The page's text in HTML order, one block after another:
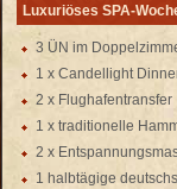
Luxuriöses SPA-
3 ÜN im
1 x Candellight
2 x Flughafentransfer
1 x traditionelle
2 x
1 halbtägige